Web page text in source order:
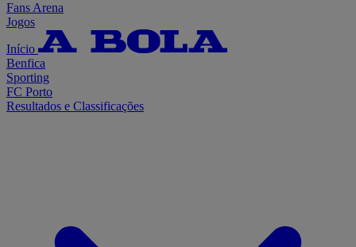
Fans Arena
Jogos
Início
Benfica
Sporting
FC Porto
Resultados e Classificações